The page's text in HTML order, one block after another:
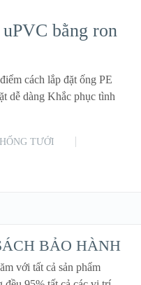
bằng ron
cách lắp đặt ống PE
dễ dàng Khắc phục tình
TƯỚI
BẢO HÀNH
với tất cả sản phẩm